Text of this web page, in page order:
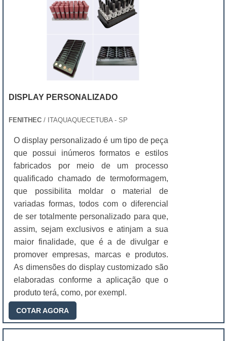
DISPLAY PERSONALIZADO
FENITHEC / ITAQUAQUECETUBA - SP
O display personalizado é um tipo de peça
que possui inúmeros formatos e estilos
fabricados por meio de um processo
qualificado chamado de termoformagem,
que possibilita moldar o material de
variadas formas, todos com o diferencial
de ser totalmente personalizado para que,
assim, sejam exclusivos e atinjam a sua
maior finalidade, que é a de divulgar e
promover empresas, marcas e produtos.
As dimensões do display customizado são
elaboradas conforme a aplicação que o
produto terá, como, por exempl.
COTAR AGORA